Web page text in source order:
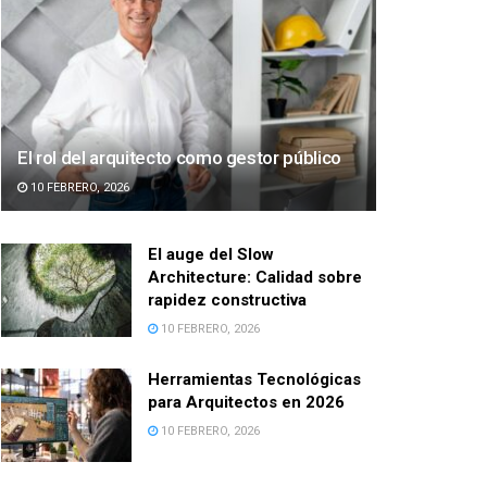
El rol del arquitecto como gestor público
10 FEBRERO, 2026
El auge del Slow
Architecture: Calidad sobre
rapidez constructiva
10 FEBRERO, 2026
Herramientas Tecnológicas
para Arquitectos en 2026
10 FEBRERO, 2026